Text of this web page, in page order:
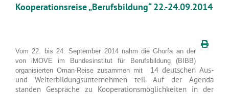
Kooperationsreise „Berufsbildung“ 22.-24.09.2014
Vom 22. bis 24. September 2014 nahm die Ghorfa an der
von iMOVE im Bundesinstitut für Berufsbildung (BIBB)
organisierten Oman-Reise zusammen mit 14 deutschen Aus-
und Weiterbildungsunternehmen teil. Auf der Agenda
standen Gespräche zu Kooperationsmöglichkeiten in der